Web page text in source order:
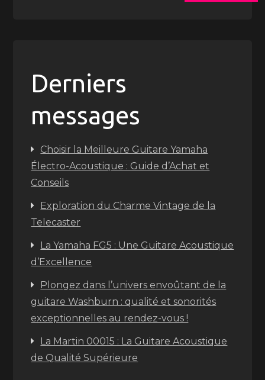
Derniers
messages
Choisir la Meilleure Guitare Yamaha
Électro-Acoustique : Guide d’Achat et
Conseils
Exploration du Charme Vintage de la
Telecaster
La Yamaha FG5 : Une Guitare Acoustique
d’Excellence
Plongez dans l’univers envoûtant de la
guitare Washburn : qualité et sonorités
exceptionnelles au rendez-vous !
La Martin 00015 : La Guitare Acoustique
de Qualité Supérieure